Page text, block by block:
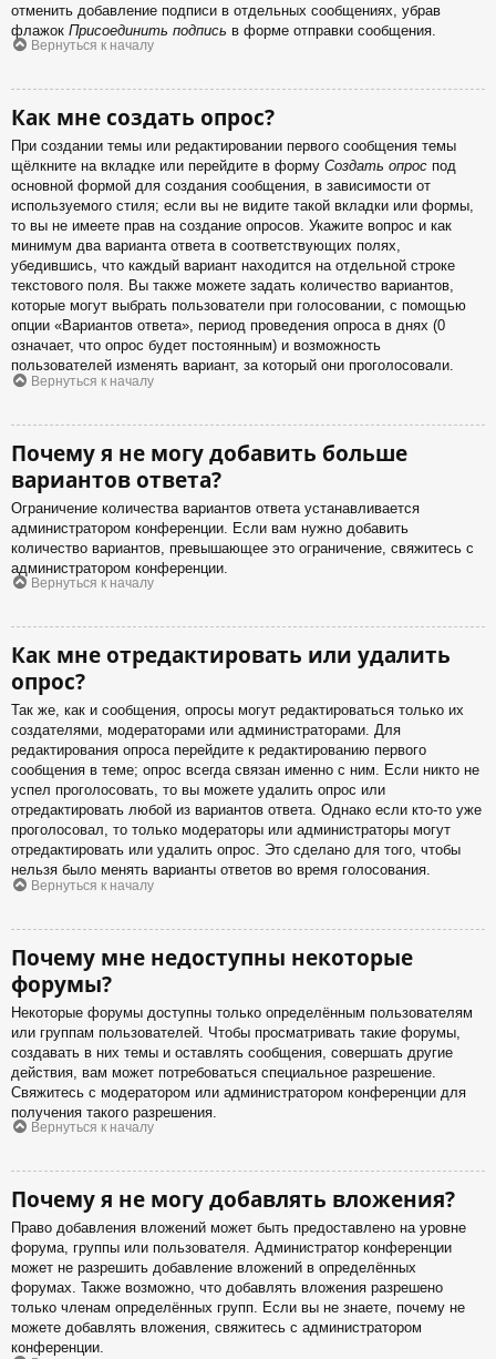
отменить добавление подписи в отдельных сообщениях, убрав
флажок Присоединить подпись в форме отправки сообщения.
Вернуться к началу
Как мне создать опрос?
При создании темы или редактировании первого сообщения темы
щёлкните на вкладке или перейдите в форму Создать опрос под
основной формой для создания сообщения, в зависимости от
используемого стиля; если вы не видите такой вкладки или формы,
то вы не имеете прав на создание опросов. Укажите вопрос и как
минимум два варианта ответа в соответствующих полях,
убедившись, что каждый вариант находится на отдельной строке
текстового поля. Вы также можете задать количество вариантов,
которые могут выбрать пользователи при голосовании, с помощью
опции «Вариантов ответа», период проведения опроса в днях (0
означает, что опрос будет постоянным) и возможность
пользователей изменять вариант, за который они проголосовали.
Вернуться к началу
Почему я не могу добавить больше
вариантов ответа?
Ограничение количества вариантов ответа устанавливается
администратором конференции. Если вам нужно добавить
количество вариантов, превышающее это ограничение, свяжитесь с
администратором конференции.
Вернуться к началу
Как мне отредактировать или удалить
опрос?
Так же, как и сообщения, опросы могут редактироваться только их
создателями, модераторами или администраторами. Для
редактирования опроса перейдите к редактированию первого
сообщения в теме; опрос всегда связан именно с ним. Если никто не
успел проголосовать, то вы можете удалить опрос или
отредактировать любой из вариантов ответа. Однако если кто-то уже
проголосовал, то только модераторы или администраторы могут
отредактировать или удалить опрос. Это сделано для того, чтобы
нельзя было менять варианты ответов во время голосования.
Вернуться к началу
Почему мне недоступны некоторые
форумы?
Некоторые форумы доступны только определённым пользователям
или группам пользователей. Чтобы просматривать такие форумы,
создавать в них темы и оставлять сообщения, совершать другие
действия, вам может потребоваться специальное разрешение.
Свяжитесь с модератором или администратором конференции для
получения такого разрешения.
Вернуться к началу
Почему я не могу добавлять вложения?
Право добавления вложений может быть предоставлено на уровне
форума, группы или пользователя. Администратор конференции
может не разрешить добавление вложений в определённых
форумах. Также возможно, что добавлять вложения разрешено
только членам определённых групп. Если вы не знаете, почему не
можете добавлять вложения, свяжитесь с администратором
конференции.